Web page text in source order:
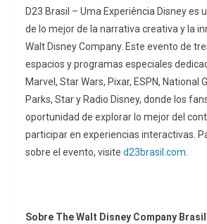
D23 Brasil – Uma Experiência Disney es
de lo mejor de la narrativa creativa y la
Walt Disney Company. Este evento de
espacios y programas especiales
Marvel, Star Wars, Pixar, ESPN, National
Parks, Star y Radio Disney, donde los
oportunidad de explorar lo mejor del
participar en experiencias interactivas.
sobre el evento, visite d23brasil.com
Sobre The Walt Disney Company Brasil